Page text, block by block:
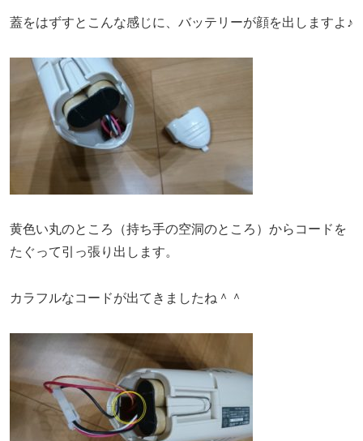
蓋をはずすとこんな感じに、バッテリーが顔を出しますよ♪
黄色い丸のところ（持ち手の空洞のところ）からコードを
たぐって引っ張り出します。
カラフルなコードが出てきましたね＾＾